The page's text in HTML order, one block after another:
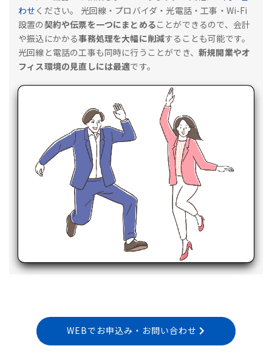
わせ ください。
光回線・プロバイダ・光電話・工事・Wi-Fi
設置の契約や伝票を一つにまとめることができるので、会計
や振込にかかる事務処理を大幅に削減することも可能です。
光回線と電話の工事も同時に行うことができ、 新規開業やオ
フィス環境の見直しには最適です。
WEBでお申込み・お問い合わせ